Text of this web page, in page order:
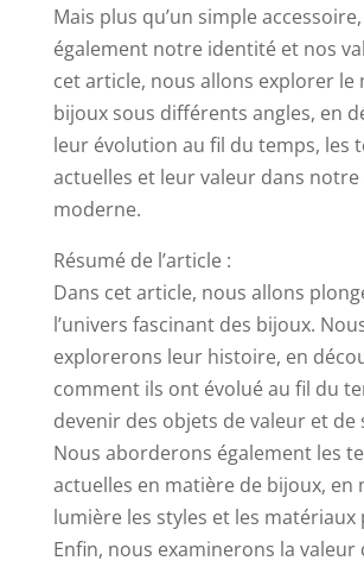
Mais plus qu’un simple
également notre identité et nos
cet article, nous allons explorer le
bijoux sous différents angles, en
leur évolution au fil du temps, les
actuelles et leur valeur dans notre
moderne.
Résumé de l’article :
Dans cet article, nous allons
l’univers fascinant des bijoux.
explorerons leur histoire, en
comment ils ont évolué au fil du
devenir des objets de valeur et de
Nous aborderons également les
actuelles en matière de bijoux, en
lumière les styles et les matériaux
Enfin, nous examinerons la valeur